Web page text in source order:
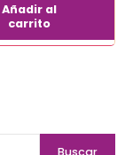
Buscar
Añadir al
carrito